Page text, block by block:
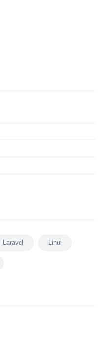
Laravel Linui